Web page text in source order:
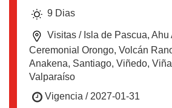
OFERTAS
9 Dias
Visitas / Isla de Pascua, Ahu
Ceremonial Orongo, Volcán
Anakena, Santiago, Viñedo,
Valparaíso
Vigencia / 2027-01-31